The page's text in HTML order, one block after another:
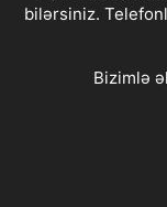
bilərsiniz.
Bizimlə